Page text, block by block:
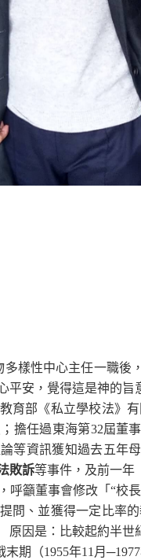
樣性中心主任一職後
平安，覺得這是神的
育部《私立學校法》
擔任過東海第32屆
等資訊獲知過去五年
敗訴等事件，及前一年
呼籲董事會修改「“校
問、並獲得一定比率
原因是：比較起約半世
期（1955年11月